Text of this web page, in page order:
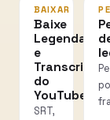
BAIXAR
Baixe
Legendas
e
do
YouTube
SRT,